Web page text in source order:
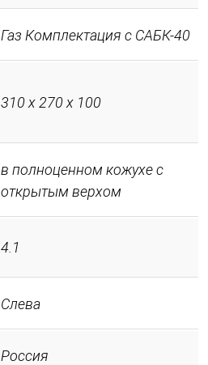
Газ Комплектация с САБК-40
310 х 270 х 100
в полноценном кожухе с
открытым верхом
4.1
Слева
Россия